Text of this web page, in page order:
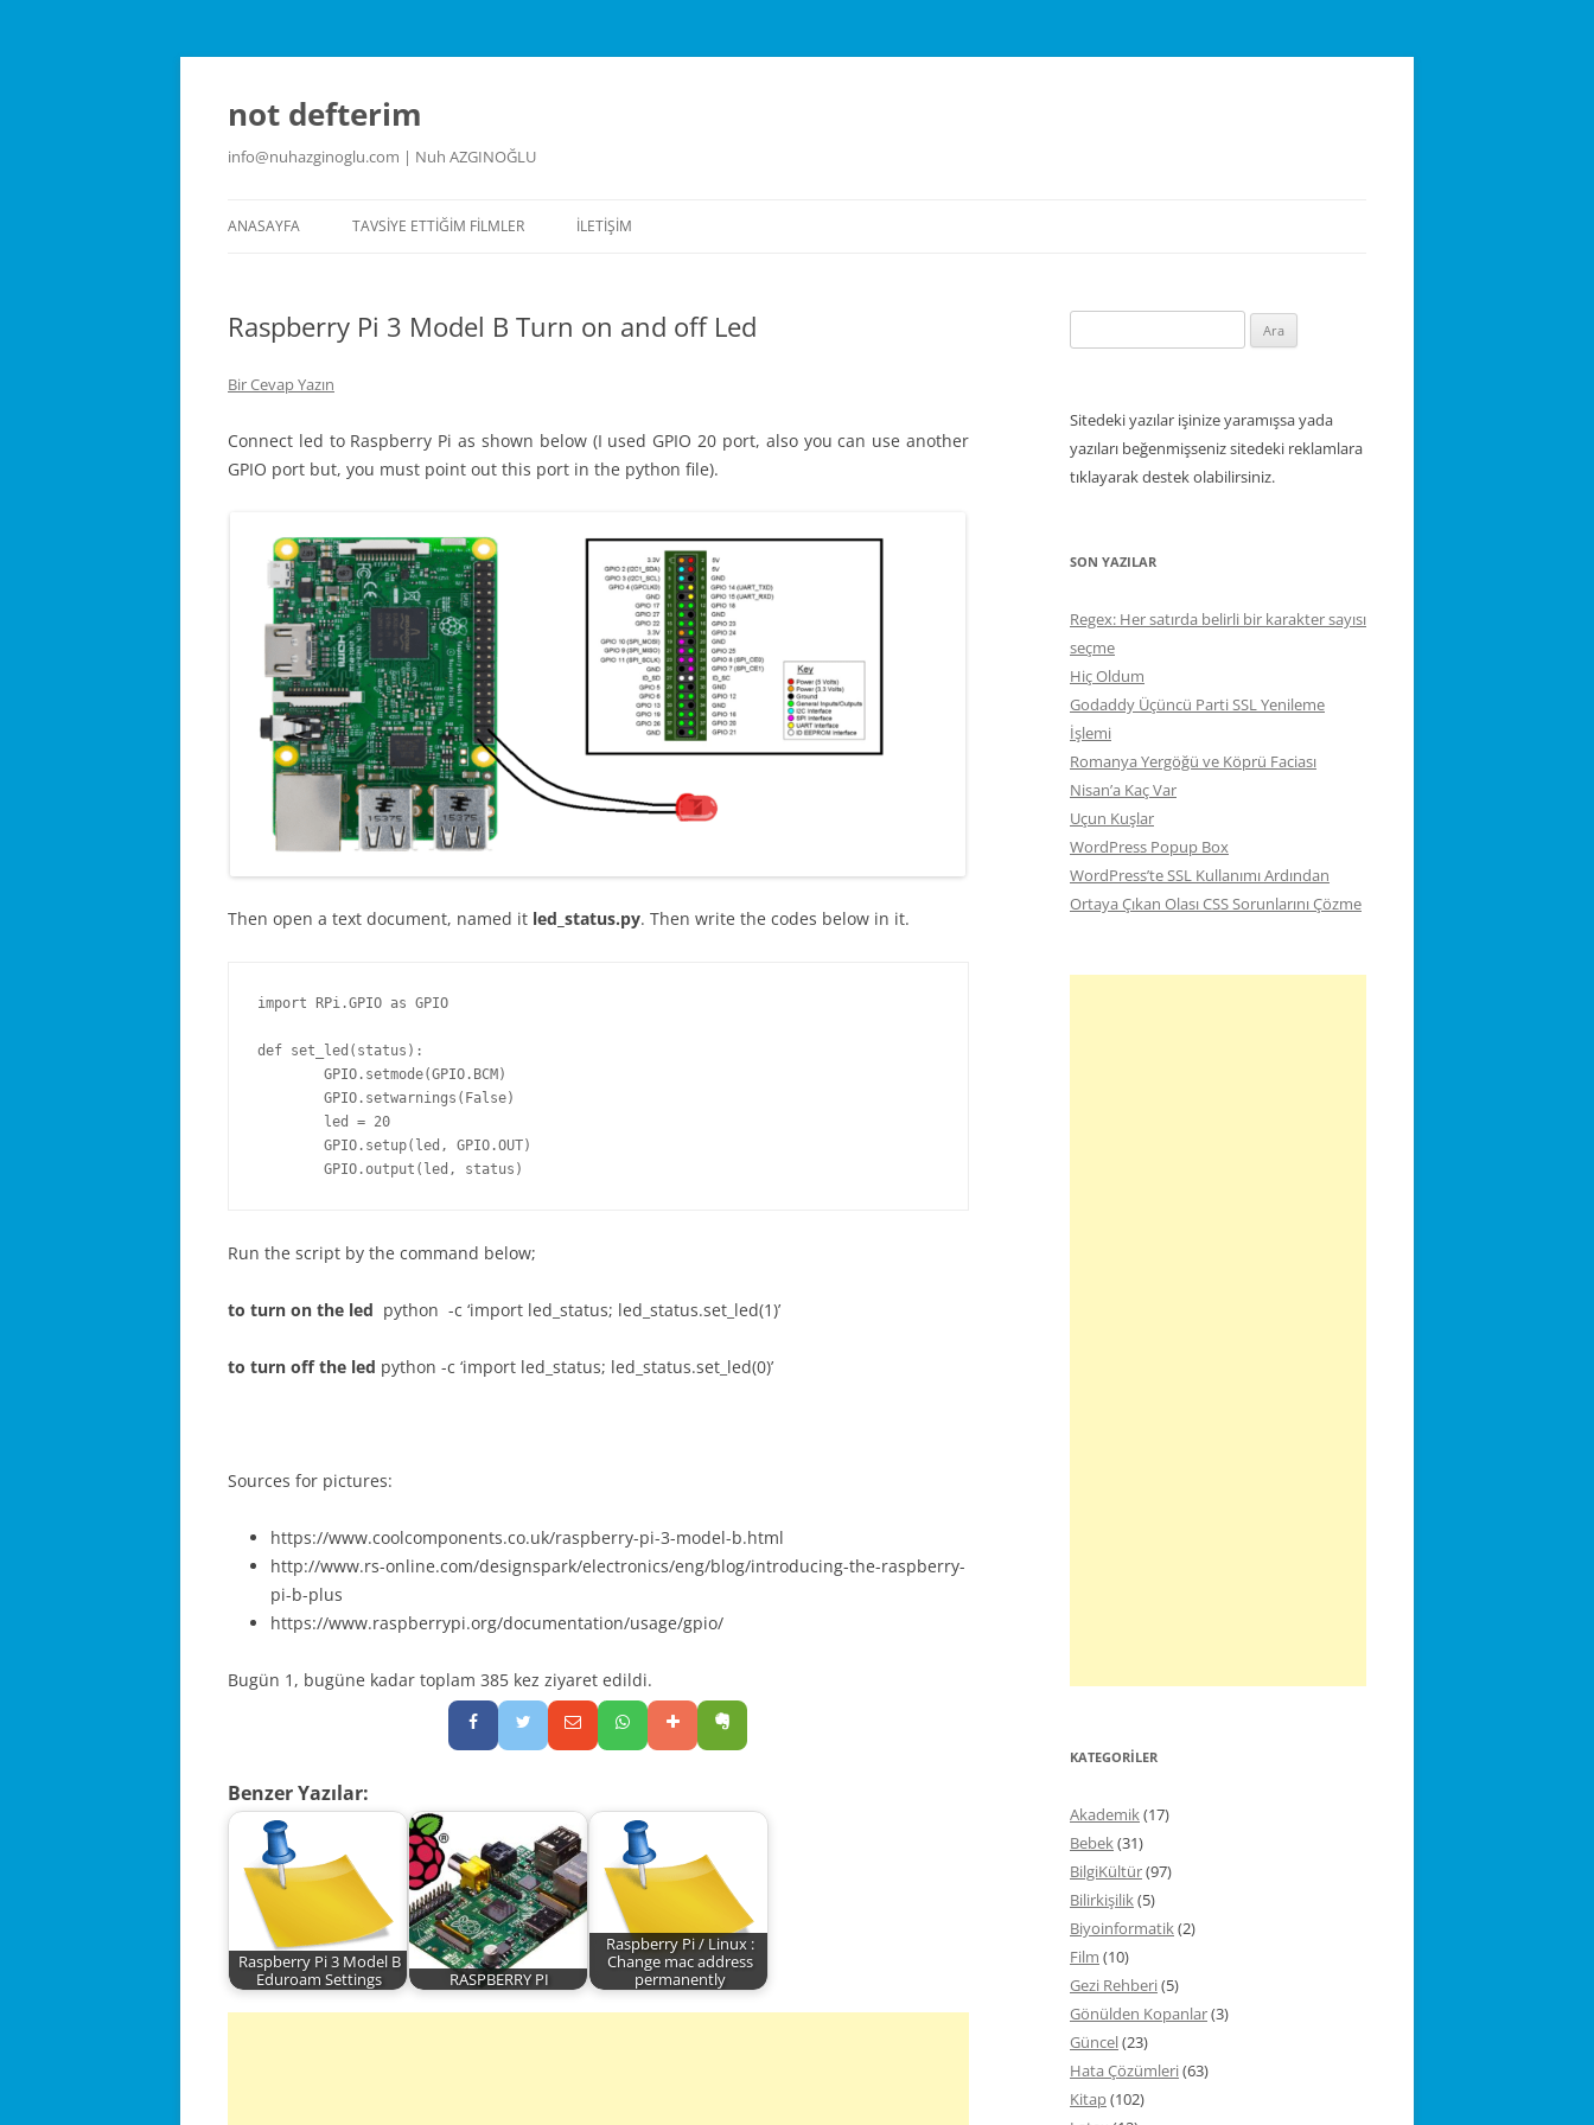
İçeriğe
not defterim
info@nuhazginoglu.com | Nuh AZGINOĞLU
ANASAYFA TAVSIYE ETTIĞIM FILMLER İLETIŞIM
Raspberry Pi 3 Model B Turn on and off Led
Bir Cevap Yazın
Connect led to Raspberry Pi as shown below (I used GPIO 20 port, also you can use another
GPIO port but, you must point out this port in the python file).
Then open a text document, named it led_status.py. Then write the codes below in it.
import RPi.GPIO as GPIO
def set_led(status):
GPIO.setmode(GPIO.BCM)
GPIO.setwarnings(False)
led = 20
GPIO.setup(led, GPIO.OUT)
GPIO.output(led, status)
Run the script by the command below;
to turn on the led python -c ‘import led_status; led_status.set_led(1)’
to turn off the led python -c ‘import led_status; led_status.set_led(0)’
Sources for pictures:
https://www.coolcomponents.co.uk/raspberry-pi-3-model-b.html
http://www.rs-online.com/designspark/electronics/eng/blog/introducing-the-raspberry-
pi-b-plus
https://www.raspberrypi.org/documentation/usage/gpio/
Bugün 1, bugüne kadar toplam 385 kez ziyaret edildi.
Benzer Yazılar:
Raspberry Pi 3 Model B
Eduroam Settings
RASPBERRY PI
Raspberry Pi / Linux :
Change mac address
permanently
Sitedeki yazılar işinize yaramışsa yada
yazıları beğenmişseniz sitedeki reklamlara
tıklayarak destek olabilirsiniz.
SON YAZILAR
Regex: Her satırda belirli bir karakter sayısı
seçme
Hiç Oldum
Godaddy Üçüncü Parti SSL Yenileme
İşlemi
Romanya Yergöğü ve Köprü Faciası
Nisan’a Kaç Var
Uçun Kuşlar
WordPress Popup Box
WordPress’te SSL Kullanımı Ardından
Ortaya Çıkan Olası CSS Sorunlarını Çözme
KATEGORILER
Akademik(17)
Bebek(31)
BilgiKültür(97)
Bilirkişilik(5)
Biyoinformatik(2)
Film (10)
Gezi Rehberi(5)
Gönülden Kopanlar(3)
Güncel(23)
Hata Çözümleri(63)
Kitap(102)